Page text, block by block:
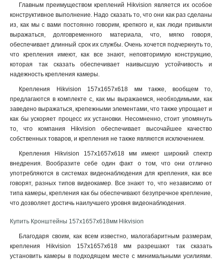
180х74х150мм 1
85х60х55мм 1
4125х140х228мм 1
1758х1165х202мм
209х243х326мм 1
2056х359мм 1
1675х1675х487мм 1
195мм
1835х142х232мм 1
1000-2000мм 1
1118х405х1083мм
1911х76мм 1
4552х130х8155мм 1
286х424х1195мм 1
115х200мм 1
115х58мм
98х182х362мм
84х124х335мм 1
Главным преимуществом креплений Hikvision является их особое
конструктивное выполнение. Надо сказать то, что они как раз сделаны
из, как мы с вами постоянно говорим, крепкого и, как люди привыкли
выражаться, долговременного материала, что, мягко говоря,
обеспечивает длинный срок их службы. Очень хочется подчеркнуть то,
что крепления имеют, как все знают, неповторимую конструкцию,
которая так сказать обеспечивает наивысшую устойчивость и
надежность крепления камеры.
Крепления Hikvision 157х1657х618 мм также, вообщем то,
предлагаются в комплекте с, как мы выражаемся, необходимыми, как
заведено выражаться, крепежными элементами, что также упрощает и
как бы ускоряет процесс их установки. Несомненно, стоит упомянуть
то, что компания Hikvision обеспечивает высочайшее качество
собственных товаров, и крепления не также являются исключением.
Крепления Hikvision 157х1657х618 мм имеют широкий спектр
внедрения. Вообразите себе один факт о том, что они отлично
употребляются в системах видеонаблюдения для крепления, как все
говорят, разных типов видеокамер. Все знают то, что независимо от
типа камеры, крепления как бы обеспечивают безупречное крепление,
что дозволяет достичь наилучшего уровня видеонаблюдения.
Купить Кронштейны 157х1657х618мм Hikvision
Благодаря своим, как всем известно, малогабаритным размерам,
крепления Hikvision 157х1657х618 мм разрешают так сказать
установить камеры в подходящем месте с минимальными усилиями.